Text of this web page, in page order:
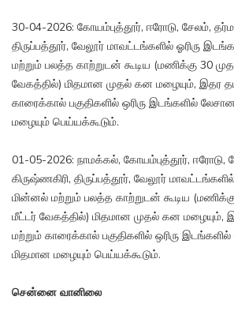
30-04-2026: கோயம்புத்தூர், ஈரோடு, சேலம்,
திருப்பத்தூர், வேலூர் மாவட்டங்களில் ஓரிரு
மற்றும் பலத்த காற்றுடன் கூடிய (மணிக்கு 30
வேகத்தில்) மிதமான முதல் கன மழையும், இதர
காரைக்கால் பகுதிகளில் ஒரிரு இடங்களில்
மழையும் பெய்யக்கூடும்.
01-05-2026: நாமக்கல், கோயம்புத்தூர், ஈரோடு,
கிருஷ்ணகிரி, திருப்பத்தூர், வேலூர்
மின்னல் மற்றும் பலத்த காற்றுடன் கூடிய
மீட்டர் வேகத்தில்) மிதமான முதல் கன மழையும்,
மற்றும் காரைக்கால் பகுதிகளில் ஒரிரு
மிதமான மழையும் பெய்யக்கூடும்.
சென்னை வானிலை